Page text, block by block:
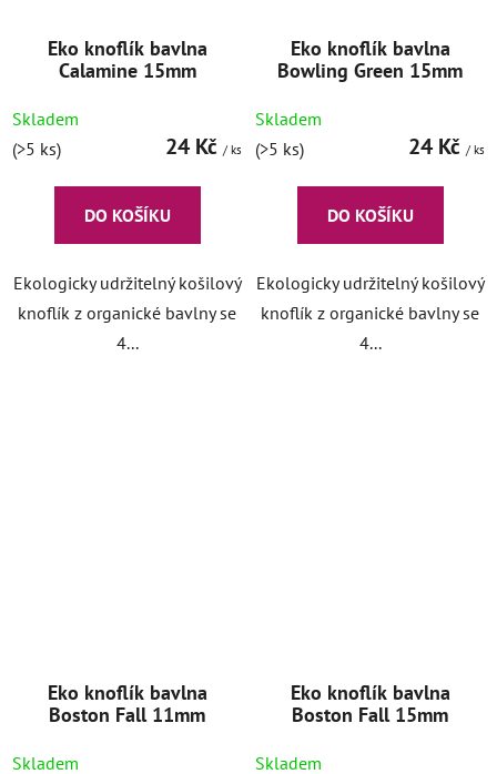
Eko knoflík bavlna
Calamine 15mm
Skladem
(>5 ks)
24 Kč / ks
DO KOŠÍKU
Ekologicky udržitelný košilový
knoflík z organické bavlny se
4...
Eko knoflík bavlna
Bowling Green 15mm
Skladem
(>5 ks)
24 Kč / ks
DO KOŠÍKU
Ekologicky udržitelný košilový
knoflík z organické bavlny se
4...
Eko knoflík bavlna
Boston Fall 11mm
Skladem
Eko knoflík bavlna
Boston Fall 15mm
Skladem